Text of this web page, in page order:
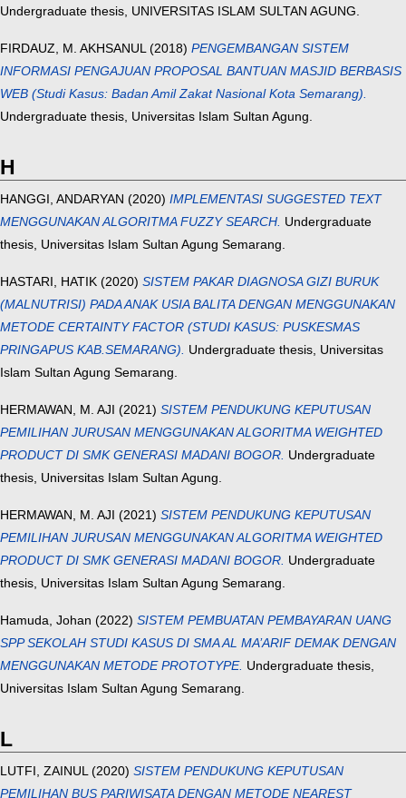
Undergraduate thesis, UNIVERSITAS ISLAM SULTAN AGUNG.
FIRDAUZ, M. AKHSANUL(2018) PENGEMBANGAN SISTEM
INFORMASI PENGAJUAN PROPOSAL BANTUAN MASJID BERBASIS
WEB (Studi Kasus: Badan Amil Zakat Nasional Kota Semarang).
Undergraduate thesis, Universitas Islam Sultan Agung.
H
HANGGI, ANDARYAN (2020) IMPLEMENTASI SUGGESTED TEXT
MENGGUNAKAN ALGORITMA FUZZY SEARCH. Undergraduate
thesis, Universitas Islam Sultan Agung Semarang.
HASTARI, HATIK (2020) SISTEM PAKAR DIAGNOSA GIZI BURUK
(MALNUTRISI) PADA ANAK USIA BALITA DENGAN MENGGUNAKAN
METODE CERTAINTY FACTOR (STUDI KASUS: PUSKESMAS
PRINGAPUS KAB.SEMARANG). Undergraduate thesis, Universitas
Islam Sultan Agung Semarang.
HERMAWAN, M. AJI (2021) SISTEM PENDUKUNG KEPUTUSAN
PEMILIHAN JURUSAN MENGGUNAKAN ALGORITMA WEIGHTED
PRODUCT DI SMK GENERASI MADANI BOGOR. Undergraduate
thesis, Universitas Islam Sultan Agung.
HERMAWAN, M. AJI (2021) SISTEM PENDUKUNG KEPUTUSAN
PEMILIHAN JURUSAN MENGGUNAKAN ALGORITMA WEIGHTED
PRODUCT DI SMK GENERASI MADANI BOGOR. Undergraduate
thesis, Universitas Islam Sultan Agung Semarang.
Hamuda, Johan (2022) SISTEM PEMBUATAN PEMBAYARAN UANG
SPP SEKOLAH STUDI KASUS DI SMA AL MA’ARIF DEMAK DENGAN
MENGGUNAKAN METODE PROTOTYPE. Undergraduate thesis,
Universitas Islam Sultan Agung Semarang.
L
LUTFI, ZAINUL(2020) SISTEM PENDUKUNG KEPUTUSAN
PEMILIHAN BUS PARIWISATA DENGAN METODE NEAREST